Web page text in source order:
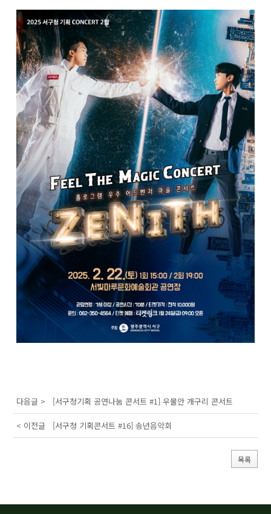
다음글 > [서구청기획 공연나눔 콘서트 #1] 우물안 개구리 콘서트
< 이전글 [서구청 기획콘서트 #16] 송년음악회
목록